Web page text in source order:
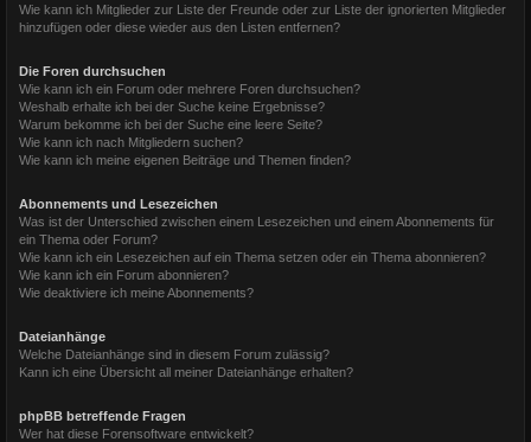
Wie kann ich Mitglieder zur Liste der Freunde oder zur Liste der ignorierten Mitglieder
hinzufügen oder diese wieder aus den Listen entfernen?
Die Foren durchsuchen
Wie kann ich ein Forum oder mehrere Foren durchsuchen?
Weshalb erhalte ich bei der Suche keine Ergebnisse?
Warum bekomme ich bei der Suche eine leere Seite?
Wie kann ich nach Mitgliedern suchen?
Wie kann ich meine eigenen Beiträge und Themen finden?
Abonnements und Lesezeichen
Was ist der Unterschied zwischen einem Lesezeichen und einem Abonnements für
ein Thema oder Forum?
Wie kann ich ein Lesezeichen auf ein Thema setzen oder ein Thema abonnieren?
Wie kann ich ein Forum abonnieren?
Wie deaktiviere ich meine Abonnements?
Dateianhänge
Welche Dateianhänge sind in diesem Forum zulässig?
Kann ich eine Übersicht all meiner Dateianhänge erhalten?
phpBB betreffende Fragen
Wer hat diese Forensoftware entwickelt?